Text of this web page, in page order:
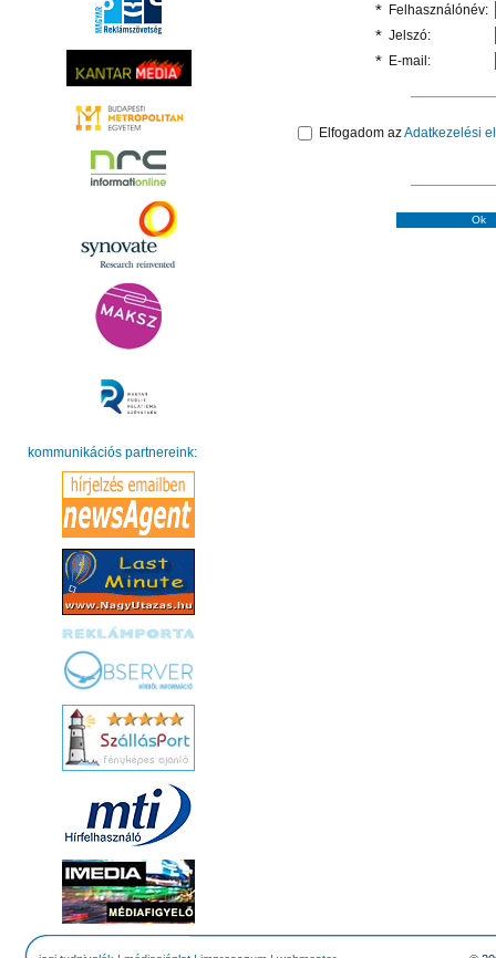
kommunikációs partnereink:
* Felhasználónév:
* Jelszó:
* E-mail:
Elfogadom azAdatkezelési